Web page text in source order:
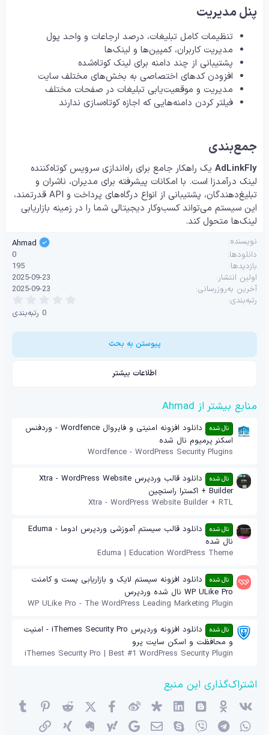
پنل مدیریت
تنظیمات کامل تبلیغات، درصد ارجاعات و واحد پول
مدیریت کاربران، کمپین‌ها و لینک‌ها
پشتیبانی از چند دامنه برای لینک کوتاه‌شده
افزودن کدهای اختصاصی به بخش‌های مختلف سایت
مدیریت و موقعیت‌یابی تبلیغات در صفحات مختلف
فیلتر کردن دامنه‌هایی که اجازه کوتاه‌سازی ندارند
جمع‌بندی
AdLinkFly یک راهکار جامع برای راه‌اندازی سرویس کوتاه‌کننده
لینک درآمدزا است. با امکانات پیشرفته برای مدیران، ناشران و
تبلیغ‌دهندگان، پشتیبانی از انواع درگاه‌های پرداخت و API قدرتمند،
این سیستم می‌تواند کسب‌وکار دیجیتالی شما را در زمینه بازاریابی
لینک‌ها متحول کند.
نویسنده
Ahmad
دانلودها
0
بازدیدها
195
اولین انتشار
2025-09-23
آخرین به‌روزرسانی
2025-09-23
رتبه‌بندی
س
ا
0 رتبه‌بندی
پیوستن به بحث
اطلاعات بیشتر
منابع بیشتر از Ahmad
نال شده
دانلود افزونه امنیتی و فایروال Wordfence - وردفنس
اسکنر پرمیوم نال شده
Wordfence - WordPress Security Plugins
نال شده
دانلود قالب وردپرس Xtra - WordPress Website
Builder + اکسترا راستچین
Xtra - WordPress Website Builder + RTL
نال شده
دانلود قالب سیستم آموزشی وردپرس ادوما - Eduma
نال شده
Eduma | Education WordPress Theme
نال شده
دانلود افزونه سیستم لایک و بازاریابی پست و کامنت
WP ULike Pro نال شده وردپرس
WP ULike Pro - The WordPress Leading Marketing Plugin
نال شده
دانلود افزونه وردپرس iThemes Security Pro - امنیت
و محافظت و اسکن سایت پرو
iThemes Security Pro | Best #1 WordPress Security Plugin
اشتراک‌گذاری این منبع
وی‌کی اوکی (OK) بلاگر لینکدین دیاسپورا ویبو فیسبوک ردیت پینترست
واتساپ
تلگرام وایبر اسکایپ ایمیل گوگل یاهو اِورنُت زینگ